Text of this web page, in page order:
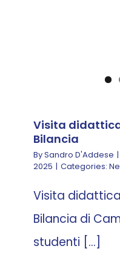
Visita
Bilancia
BySandro D'Addese |
2025 | Categories:
Visita
Bilancia di
studenti [...]